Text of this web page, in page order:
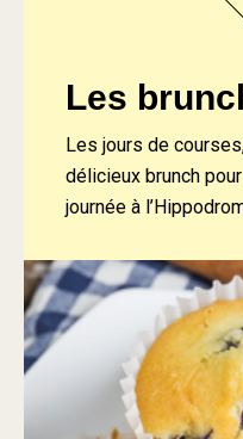
Les
Les jours de
délicieux brunch
journée à